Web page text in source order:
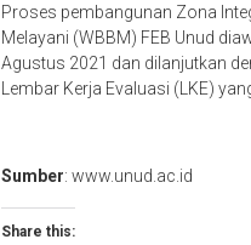
Proses pembangunan Zona
Melayani (WBBM) FEB Unud
Agustus 2021 dan dilanjutkan
Lembar Kerja Evaluasi (LKE)
Sumber: www.unud.ac.id
Share this: